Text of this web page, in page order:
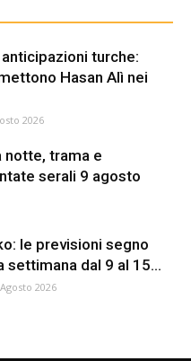
turche:
Hasan Alì nei
2026
notte, trama e
serali 9 agosto
le previsioni segno
settimana dal 9 al 15...
2026